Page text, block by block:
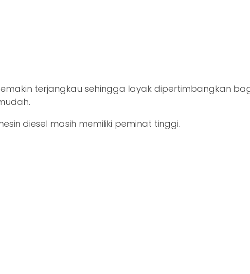
terjangkau sehingga layak dipertimbangkan
diesel masih memiliki peminat tinggi.